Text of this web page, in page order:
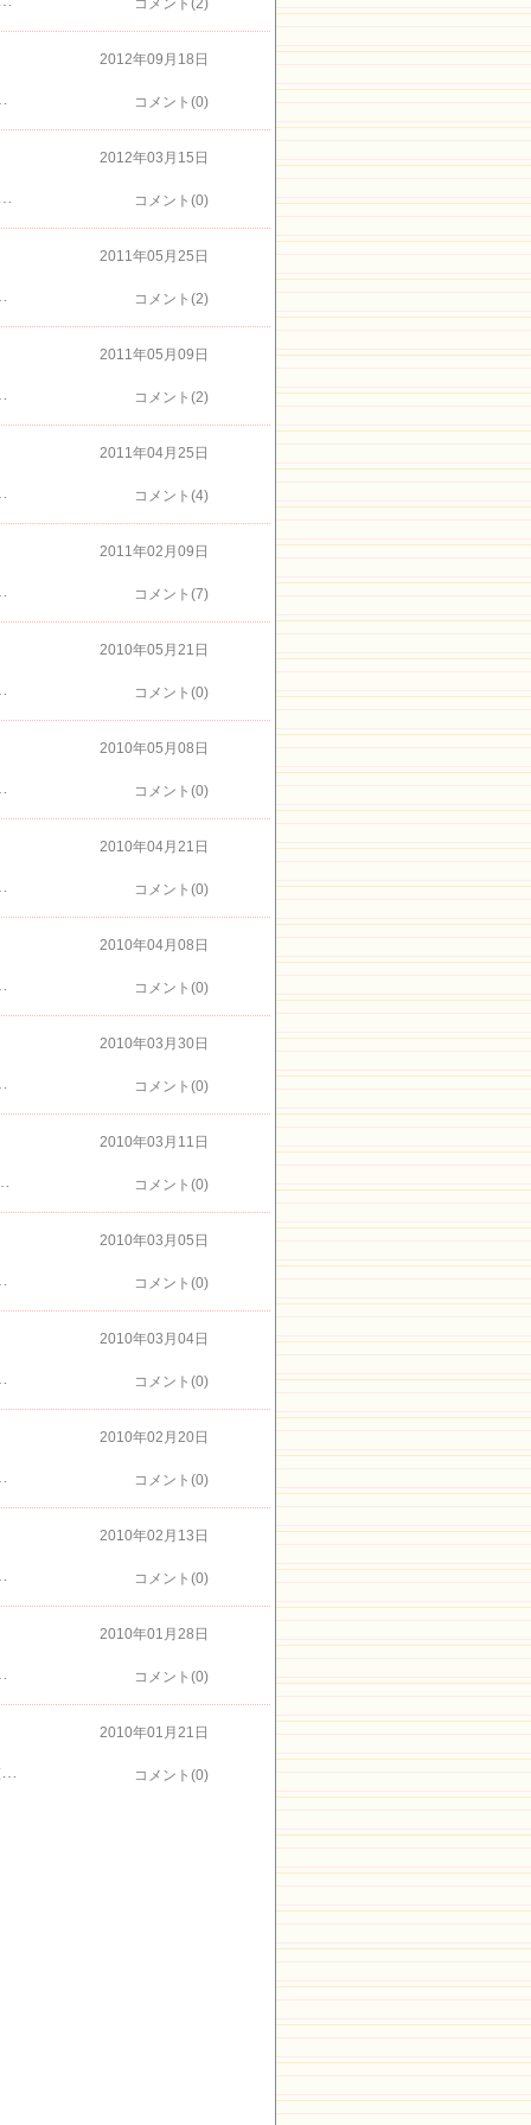
コメント(2)
2012年09月18日
コメント(0)
2012年03月15日
コメント(0)
2011年05月25日
コメント(2)
2011年05月09日
コメント(2)
2011年04月25日
コメント(4)
2011年02月09日
コメント(7)
2010年05月21日
コメント(0)
2010年05月08日
コメント(0)
2010年04月21日
コメント(0)
2010年04月08日
コメント(0)
2010年03月30日
コメント(0)
の毎朝、摘んで一輪挿しに挿して展示してあります。
2010年03月11日
コメント(0)
2010年03月05日
コメント(0)
2010年03月04日
コメント(0)
2010年02月20日
コメント(0)
2010年02月13日
コメント(0)
2010年01月28日
コメント(0)
下田水仙祭りへ行ってきました水仙の香りが漂い花がとっても綺麗でした 斜面に自生する原種の水仙灯台まで歩いてゆくとまた違う景色が広がります横の温室のなかは、あったかくてブーゲンビリアやハイビスカスバナナやマンゴーも亜熱帯の植物がたくさんありました。菜の花も綺麗でしたお手植えの松の近くのベンチで一休みアロエの花もアッアロエ祭りも31日まで開催中！
2010年01月21日
コメント(0)